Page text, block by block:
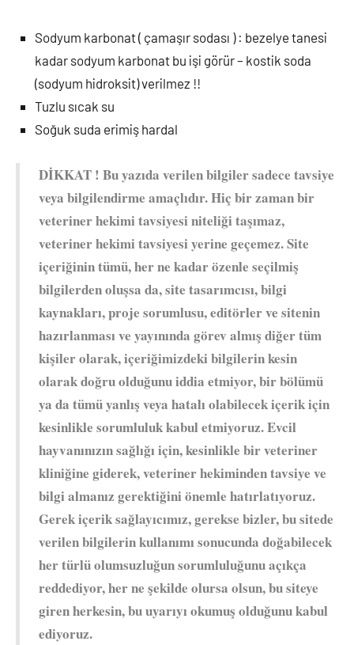
Sodyum karbonat ( çamaşır sodası ) : bezelye tanesi
kadar sodyum karbonat bu işi görür – kostik soda
(sodyum hidroksit) verilmez !!
Tuzlu sıcak su
Soğuk suda erimiş hardal
DİKKAT ! Bu yazıda verilen bilgiler sadece tavsiye
veya bilgilendirme amaçlıdır. Hiç bir zaman bir
veteriner hekimi tavsiyesi niteliği taşımaz,
veteriner hekimi tavsiyesi yerine geçemez. Site
içeriğinin tümü, her ne kadar özenle seçilmiş
bilgilerden oluşsa da, site tasarımcısı, bilgi
kaynakları, proje sorumlusu, editörler ve sitenin
hazırlanması ve yayınında görev almış diğer tüm
kişiler olarak, içeriğimizdeki bilgilerin kesin
olarak doğru olduğunu iddia etmiyor, bir bölümü
ya da tümü yanlış veya hatalı olabilecek içerik için
kesinlikle sorumluluk kabul etmiyoruz. Evcil
hayvanınızın sağlığı için, kesinlikle bir veteriner
kliniğine giderek, veteriner hekiminden tavsiye ve
bilgi almanız gerektiğini önemle hatırlatıyoruz.
Gerek içerik sağlayıcımız, gerekse bizler, bu sitede
verilen bilgilerin kullanımı sonucunda doğabilecek
her türlü olumsuzluğun sorumluluğunu açıkça
reddediyor, her ne şekilde olursa olsun, bu siteye
giren herkesin, bu uyarıyı okumuş olduğunu kabul
ediyoruz.